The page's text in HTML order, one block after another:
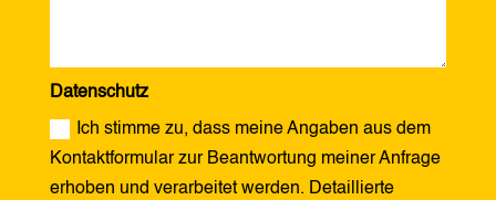
Datenschutz
Ich stimme zu, dass meine Angaben aus dem
Kontaktformular zur Beantwortung meiner Anfrage
erhoben und verarbeitet werden. Detaillierte